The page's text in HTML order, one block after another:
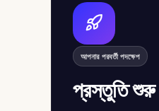
আপনার পরবর্তী পদক্ষেপ
প্রস্তুতি